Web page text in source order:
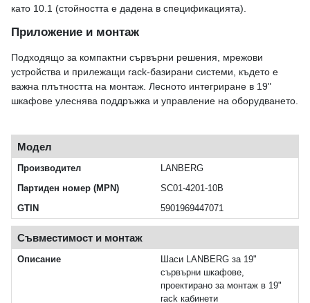
като 10.1 (стойността е дадена в спецификацията).
Приложение и монтаж
Подходящо за компактни сървърни решения, мрежови
устройства и прилежащи rack-базирани системи, където е
важна плътността на монтаж. Лесното интегриране в 19"
шкафове улеснява поддръжка и управление на оборудването.
Модел
Производител
LANBERG
Партиден номер (MPN)
SC01-4201-10B
GTIN
5901969447071
Съвместимост и монтаж
Описание
Шаси LANBERG за 19"
сървърни шкафове,
проектирано за монтаж в 19"
rack кабинети